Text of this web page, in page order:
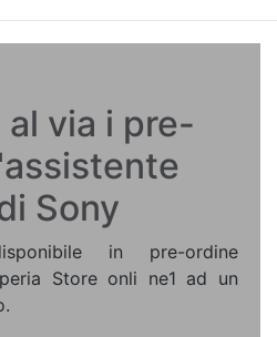
al via i pre-
Sony
in pre-ordine
Store onli ne1 ad un